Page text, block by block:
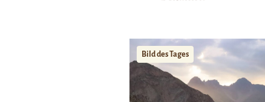
Bild des Tages